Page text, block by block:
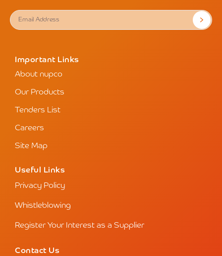
Important Links
About nupco
Our Products
Tenders List
Careers
Site Map
Useful Links
Privacy Policy
Whistleblowing
Register Your Interest as a Supplier
Contact Us